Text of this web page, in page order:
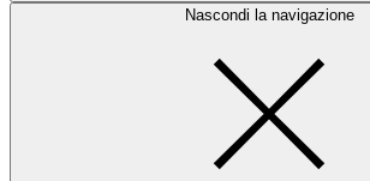
Nascondi la navigazione